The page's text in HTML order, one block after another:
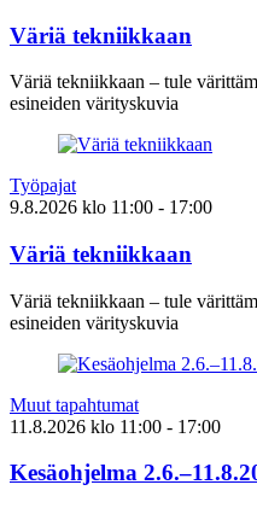
Väriä tekniikkaan
Väriä tekniikkaan – tule
esineiden värityskuvia
Työpajat
9.8.2026 klo 11:00 - 17:00
Väriä tekniikkaan
Väriä tekniikkaan – tule
esineiden värityskuvia
Muut tapahtumat
11.8.2026 klo 11:00 - 17:00
Kesäohjelma